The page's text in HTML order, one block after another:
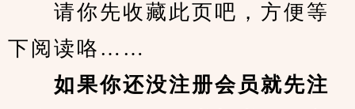
请你先收藏此页吧，方便等
下阅读咯……
如果你还没注册会员就先注